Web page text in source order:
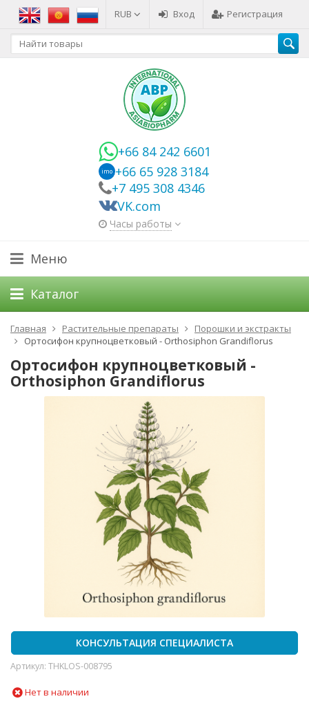
RUB Вход Регистрация
+66 84 242 6601
imo +66 65 928 3184
+7 495 308 4346
VK.com
Часы работы
Меню
Каталог
Главная Растительные препараты
Порошки и экстракты
Ортосифон крупноцветковый - Orthosiphon Grandiflorus
Ортосифон крупноцветковый -
Orthosiphon Grandiflorus
КОНСУЛЬТАЦИЯ СПЕЦИАЛИСТА
Артикул: THKLOS-008795
Нет в наличии